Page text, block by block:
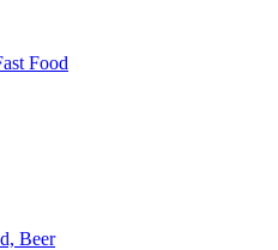
Food
Beer